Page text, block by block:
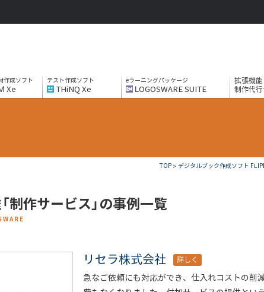
作成ソフト
Xe
テスト作成ソフト
THiNQ Xe
eラーニングパッケージ
LOGOSWARE SUITE
拡張機能
制作代
TOP > デジタルブック作成ソフト
制作サービス」の事例一覧
リセラ株式会社 詳しく
急なご依頼にも対応ができ、仕入れコストの削